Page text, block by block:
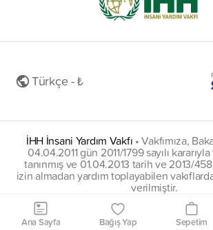
Türkçe - ₺
İHH İnsani Yardım Vakfı •Vakfımıza,
04.04.2011 gün 2011/1799 sayılı
tanınmış ve 01.04.2013 tarih ve 2013/
izin almadan yardım toplayabilen
verilmiştir.
insani@hs01.kep.tr
Ana Sayfa Bağış Yap Sepetim